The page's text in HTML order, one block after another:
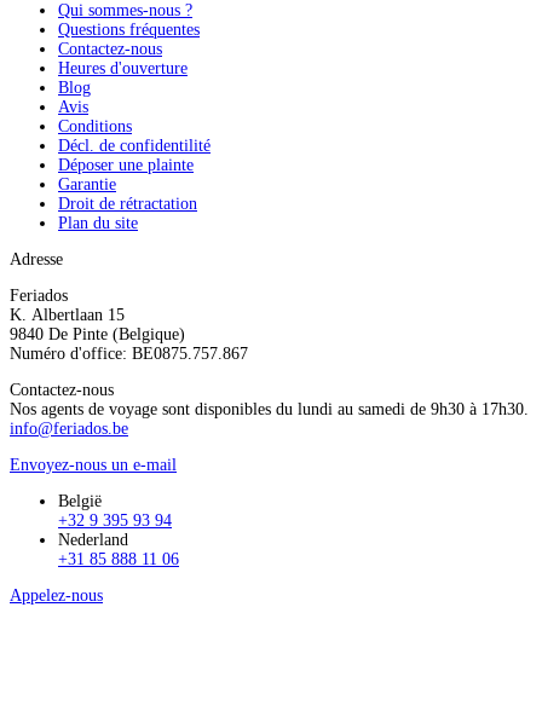
Qui sommes-nous ?
Questions fréquentes
Contactez-nous
Heures d'ouverture
Blog
Avis
Conditions
Décl. de confidentilité
Déposer une plainte
Garantie
Droit de rétractation
Plan du site
Adresse
Feriados
K. Albertlaan 15
9840 De Pinte (Belgique)
Numéro d'office: BE0875.757.867
Contactez-nous
Nos agents de voyage sont disponibles du lundi au samedi de 9h30 à 17h30.
info@feriados.be
Envoyez-nous un e-mail
België
+32 9 395 93 94
Nederland
+31 85 888 11 06
Appelez-nous